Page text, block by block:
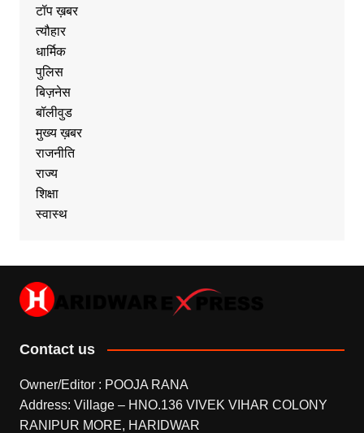
टॉप ख़बर
त्यौहार
धार्मिक
पुलिस
बिज़नेस
बॉलीवुड
मुख्य ख़बर
राजनीति
राज्य
शिक्षा
स्वास्थ
Contact us
Owner/Editor : POOJA RANA
Address: Village – HNO.136 VIVEK VIHAR COLONY
RANIPUR MORE, HARIDWAR